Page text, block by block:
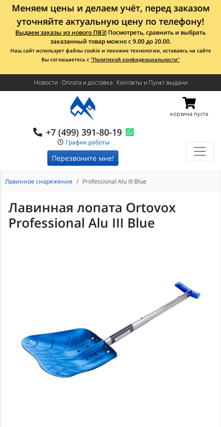
Меняем цены и делаем учёт, перед заказом
уточняйте актуальную цену по телефону!
Выдаем заказы из нового ПВЗ! Посмотреть, сравнить и выбрать
заказанный товар можно с 9.00 до 20.00.
Наш сайт использует файлы cookie и похожие технологии, оставаясь на сайте
Вы соглашаетесь с "Политикой конфиденциальности"
Новости Оплата и доставка Контакты и Пункт выдачи
+7 (499) 391-80-19
График работы
Перезвоните мне!
корзина пуста
Лавинное снаряжение Professional Alu III Blue
Лавинная лопата Ortovox
Professional Alu III Blue